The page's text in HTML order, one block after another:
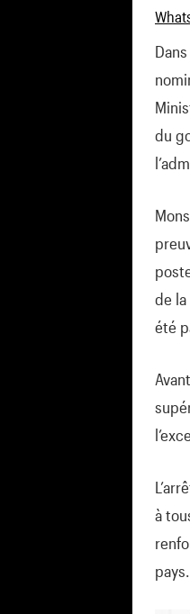
du
de la
été
à
pays.